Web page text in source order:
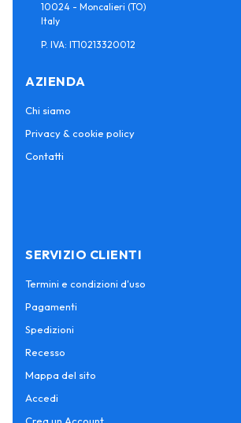
10024 - Moncalieri (TO)
Italy
P. IVA: IT10213320012
AZIENDA
Chi siamo
Privacy & cookie policy
Contatti
SERVIZIO CLIENTI
Termini e condizioni d'uso
Pagamenti
Spedizioni
Recesso
Mappa del sito
Accedi